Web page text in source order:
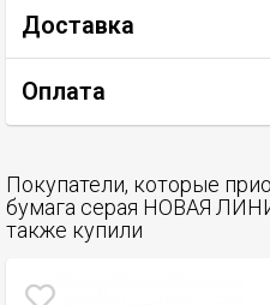
Доставка
Оплата
Покупатели, которые
бумага серая НОВАЯ
также купили